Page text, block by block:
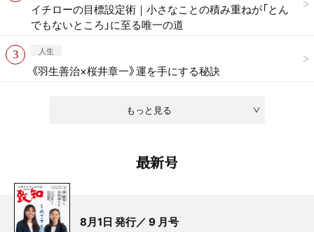
もっと見る
イチローの目標設定術｜小さなことの積み重ねが「とん
でもないところ」に至る唯一の道
人生
《羽生善治×桜井章一》運を手にする秘訣
最新号
8月1日 発行／ 9 月号